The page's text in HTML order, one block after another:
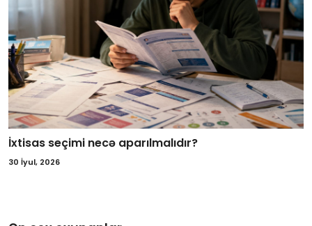
İxtisas seçimi necə aparılmalıdır?
30 İyul, 2026